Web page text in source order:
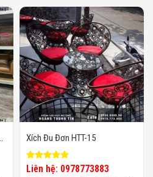
Xích Đu Đơn HTT-15
Liên hệ: 0978773883